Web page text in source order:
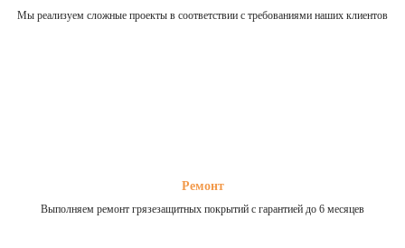
Мы реализуем сложные проекты в соответствии с требованиями наших клиентов
Ремонт
Выполняем ремонт грязезащитных покрытий с гарантией до 6 месяцев